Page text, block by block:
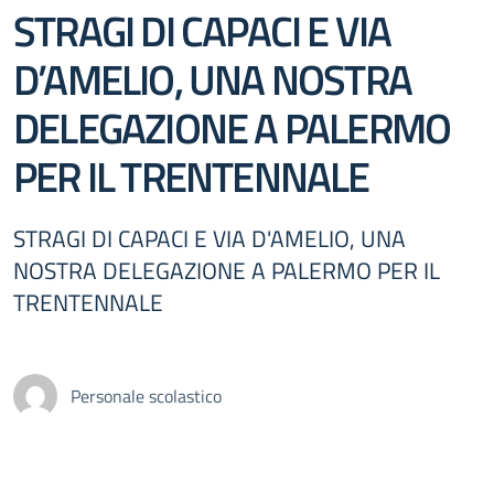
STRAGI DI CAPACI E VIA
D’AMELIO, UNA NOSTRA
DELEGAZIONE A PALERMO
PER IL TRENTENNALE
STRAGI DI CAPACI E VIA D'AMELIO, UNA
NOSTRA DELEGAZIONE A PALERMO PER IL
TRENTENNALE
Personale scolastico